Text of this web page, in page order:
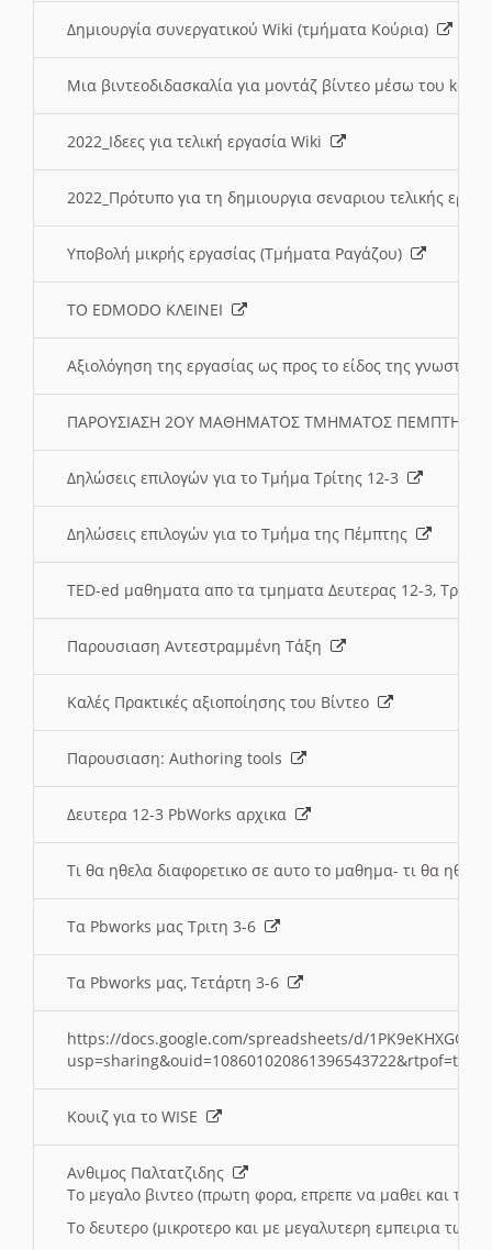
Δημιουργία συνεργατικού Wiki (τμήματα Κούρια)
Μια βιντεοδιδασκαλία για μοντάζ βίντεο μέσω του
2022_Ιδεες για τελική εργασία Wiki
2022_Πρότυπο για τη δημιουργια σεναριου τελικής
Υποβολή μικρής εργασίας (Τμήματα Ραγάζου)
ΤΟ EDMODO ΚΛΕΙΝΕΙ
Αξιολόγηση της εργασίας ως προς το είδος της
ΠΑΡΟΥΣΙΑΣΗ 2ΟΥ ΜΑΘΗΜΑΤΟΣ ΤΜΗΜΑΤΟΣ
Δηλώσεις επιλογών για το Τμήμα Τρίτης 12-3
Δηλώσεις επιλογών για το Τμήμα της Πέμπτης
TED-ed μαθηματα απο τα τμηματα Δευτερας 12-3,
Παρουσιαση Αντεστραμμένη Τάξη
Καλές Πρακτικές αξιοποίησης του Βίντεο
Παρουσιαση: Authoring tools
Δευτερα 12-3 PbWorks αρχικα
Τι θα ηθελα διαφορετικο σε αυτο το μαθημα- τι θα
Τα Pbworks μας Τριτη 3-6
Τα Pbworks μας, Τετάρτη 3-6
https://docs.google.com/spreadsheets/d/
Κουιζ για το WISE
Ανθιμος Παλτατζιδης
Το μεγαλο βιντεο (πρωτη φορα, επρεπε να μαθει και το
Το δευτερο (μικροτερο και με μεγαλυτερη εμπειρια